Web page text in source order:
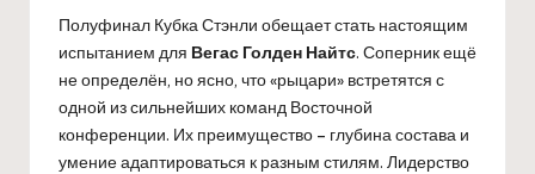
Полуфинал Кубка Стэнли обещает стать настоящим
испытанием для Вегас Голден Найтс. Соперник ещё
не определён, но ясно, что «рыцари» встретятся с
одной из сильнейших команд Восточной
конференции. Их преимущество – глубина состава и
умение адаптироваться к разным стилям. Лидерство